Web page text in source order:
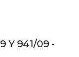
Y 941/09 -